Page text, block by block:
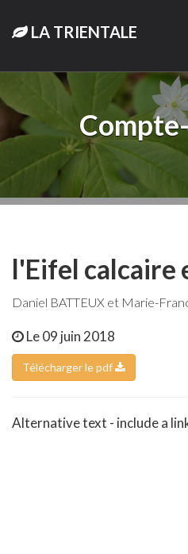
LA TRIENTALE
l'Eifel calcaire
Daniel BATTEUX et Marie-
Le 09 juin 2018
Télécharger le pdf
Alternative text - include a